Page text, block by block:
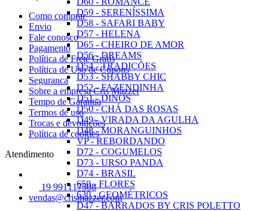
D59 - SERENÍSSIMA
D58 - SAFARI BABY
D57 - HELENA
D65 - CHEIRO DE AMOR
D56 - DREAMS
D54 - TRADIÇÕES
D53 - SHABBY CHIC
D52 - FAZENDINHA
D51 - DINOS
D50 - CHÁ DAS ROSAS
D49 - VIRADA DA AGULHA
D48 - MORANGUINHOS
VP - REBORDANDO
D72 - COGUMELOS
D73 - URSO PANDA
D74 - BRASIL
650 - FLORES
630 - GEOMÉTRICOS
D47 - BARRADOS BY CRIS POLETTO
Como comprar
Envio
Fale conosco
Pagamento
Política de Frete Grátis
Política de Uso de Cupons
Seguranca
Sobre a empresa Cris Mazzer
Tempo de Garantia
Termos de uso
Trocas e devoluções
Política de cookies
Atendimento
19 991117508
vendas@crismazzer.com